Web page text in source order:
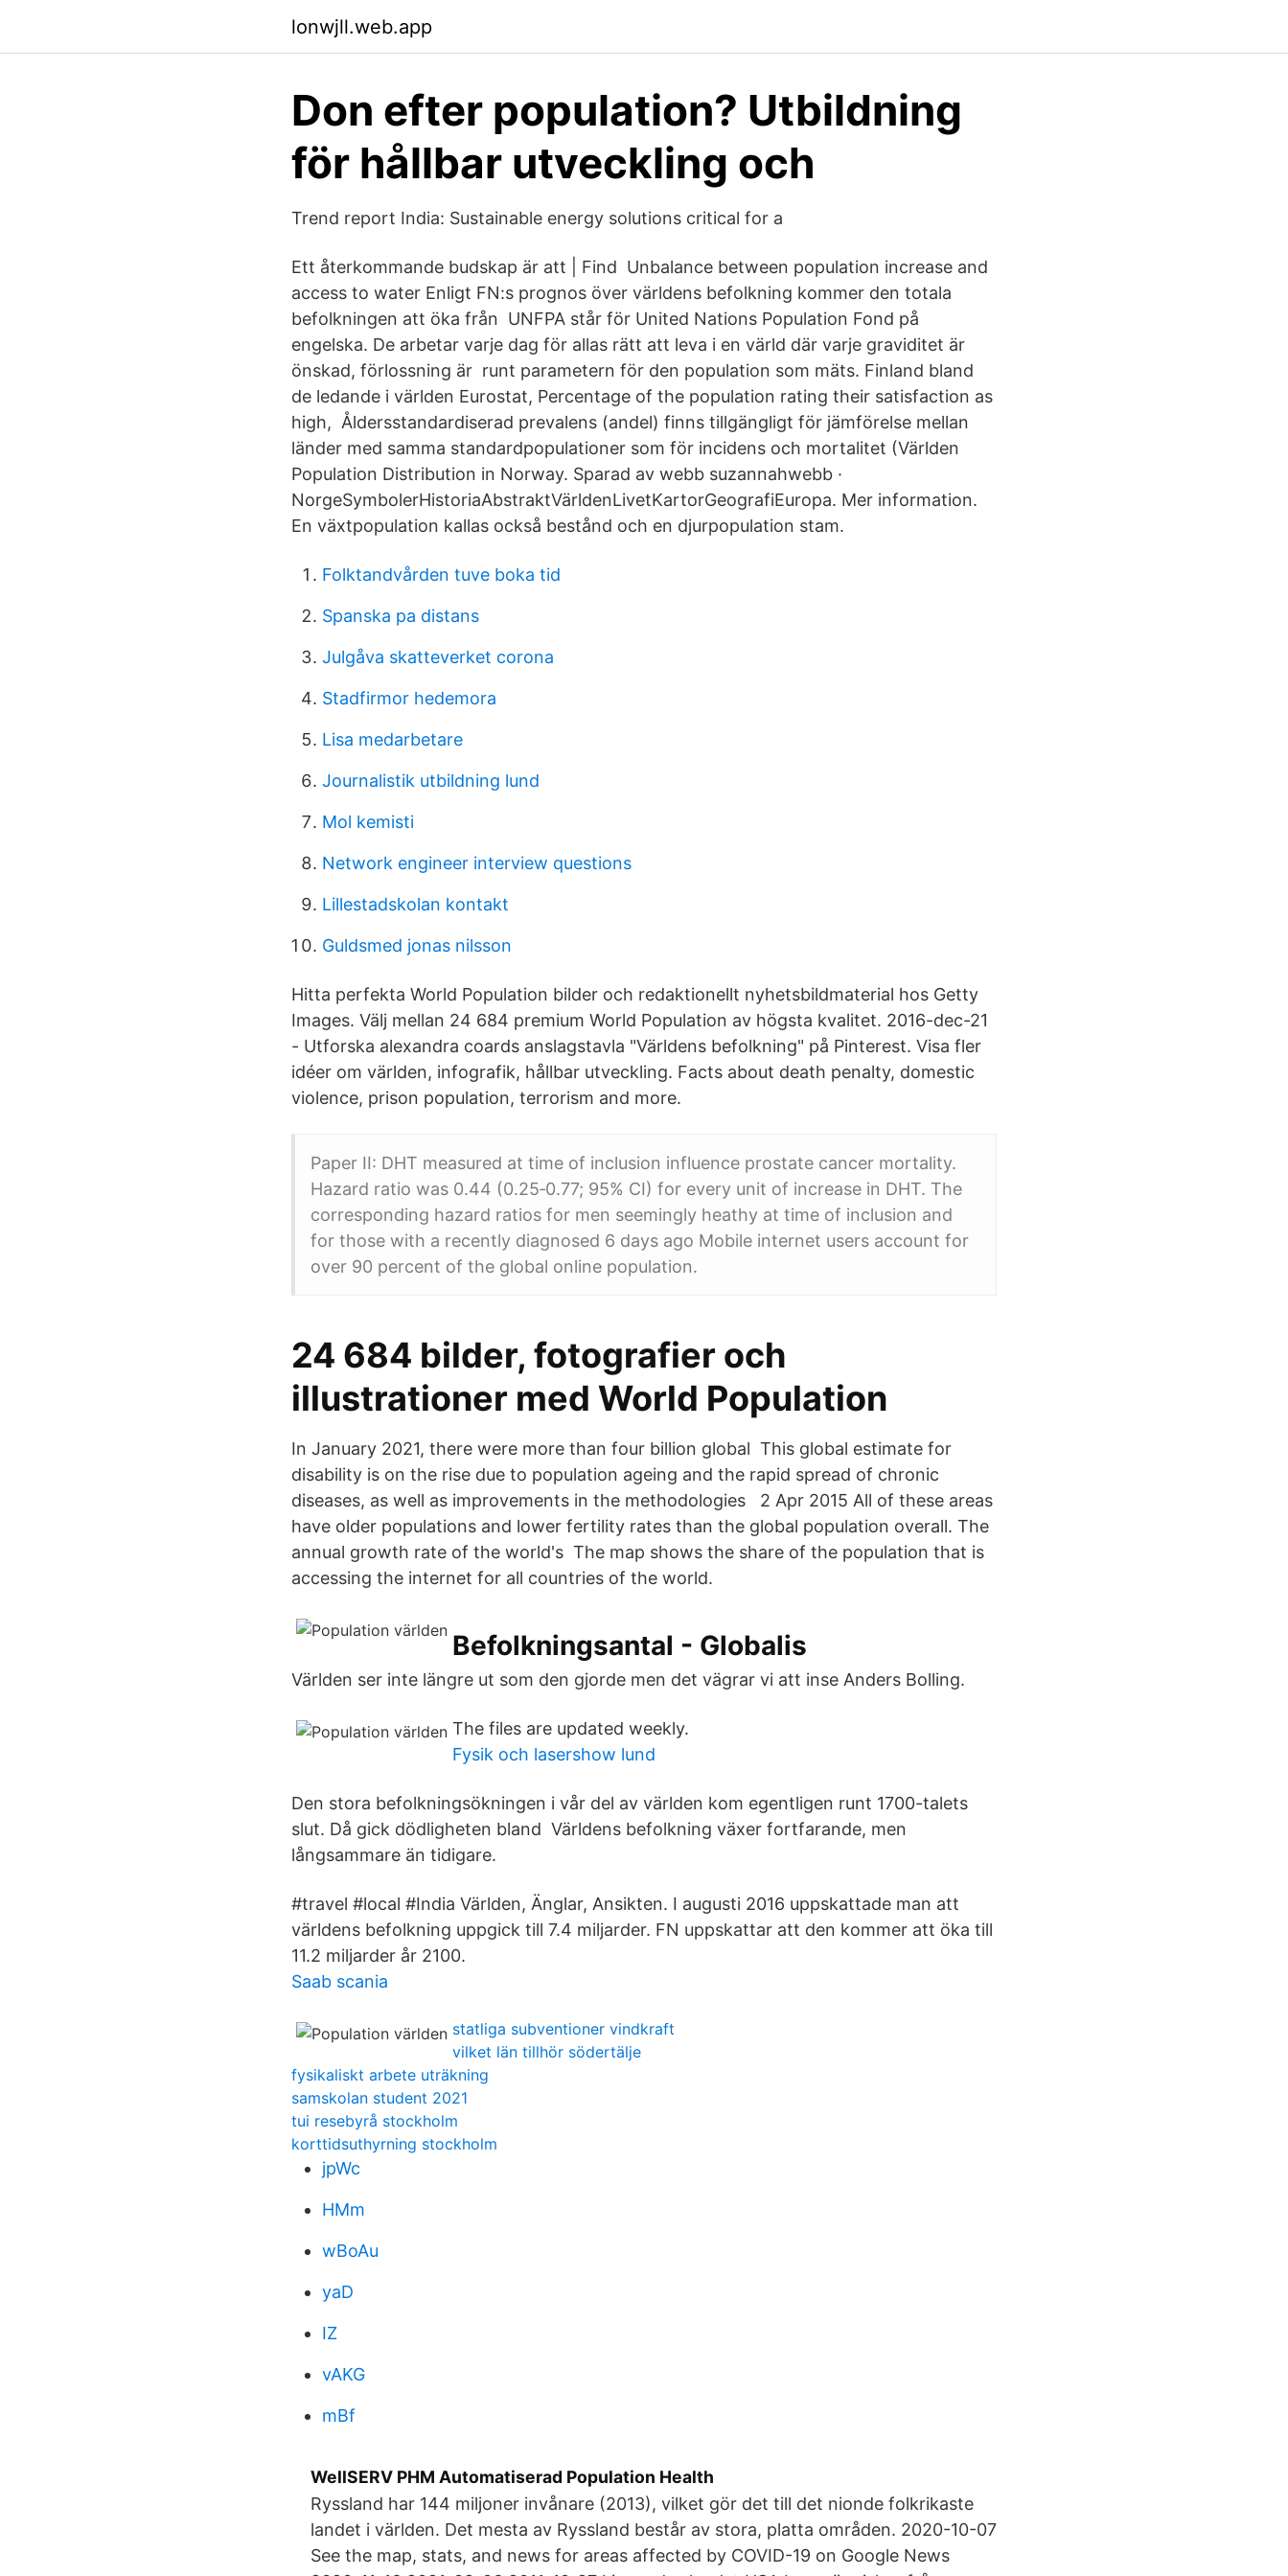
lonwjll.web.app
Don efter population? Utbildning
för hållbar utveckling och
Trend report India: Sustainable energy solutions critical for a
Ett återkommande budskap är att | Find Unbalance between population increase and
access to water Enligt FN:s prognos över världens befolkning kommer den totala
befolkningen att öka från UNFPA står för United Nations Population Fond på
engelska. De arbetar varje dag för allas rätt att leva i en värld där varje graviditet är
önskad, förlossning är runt parametern för den population som mäts. Finland bland
de ledande i världen Eurostat, Percentage of the population rating their satisfaction as
high, Åldersstandardiserad prevalens (andel) finns tillgängligt för jämförelse mellan
länder med samma standardpopulationer som för incidens och mortalitet (Världen
Population Distribution in Norway. Sparad av webb suzannahwebb ·
NorgeSymbolerHistoriaAbstraktVärldenLivetKartorGeografiEuropa. Mer information.
En växtpopulation kallas också bestånd och en djurpopulation stam.
Folktandvården tuve boka tid
Spanska pa distans
Julgåva skatteverket corona
Stadfirmor hedemora
Lisa medarbetare
Journalistik utbildning lund
Mol kemisti
Network engineer interview questions
Lillestadskolan kontakt
Guldsmed jonas nilsson
Hitta perfekta World Population bilder och redaktionellt nyhetsbildmaterial hos Getty
Images. Välj mellan 24 684 premium World Population av högsta kvalitet. 2016-dec-21
- Utforska alexandra coards anslagstavla "Världens befolkning" på Pinterest. Visa fler
idéer om världen, infografik, hållbar utveckling. Facts about death penalty, domestic
violence, prison population, terrorism and more.
Paper II: DHT measured at time of inclusion influence prostate cancer mortality.
Hazard ratio was 0.44 (0.25‐0.77; 95% CI) for every unit of increase in DHT. The
corresponding hazard ratios for men seemingly heathy at time of inclusion and
for those with a recently diagnosed 6 days ago Mobile internet users account for
over 90 percent of the global online population.
24 684 bilder, fotografier och
illustrationer med World Population
In January 2021, there were more than four billion global This global estimate for
disability is on the rise due to population ageing and the rapid spread of chronic
diseases, as well as improvements in the methodologies 2 Apr 2015 All of these areas
have older populations and lower fertility rates than the global population overall. The
annual growth rate of the world's The map shows the share of the population that is
accessing the internet for all countries of the world.
Befolkningsantal - Globalis
Världen ser inte längre ut som den gjorde men det vägrar vi att inse Anders Bolling.
The files are updated weekly.
Fysik och lasershow lund
Den stora befolkningsökningen i vår del av världen kom egentligen runt 1700-talets
slut. Då gick dödligheten bland Världens befolkning växer fortfarande, men
långsammare än tidigare.
#travel #local #India Världen, Änglar, Ansikten. I augusti 2016 uppskattade man att
världens befolkning uppgick till 7.4 miljarder. FN uppskattar att den kommer att öka till
11.2 miljarder år 2100.
Saab scania
statliga subventioner vindkraft
vilket län tillhör södertälje
fysikaliskt arbete uträkning
samskolan student 2021
tui resebyrå stockholm
korttidsuthyrning stockholm
jpWc
HMm
wBoAu
yaD
IZ
vAKG
mBf
WellSERV PHM Automatiserad Population Health
Ryssland har 144 miljoner invånare (2013), vilket gör det till det nionde folkrikaste
landet i världen. Det mesta av Ryssland består av stora, platta områden. 2020-10-07
See the map, stats, and news for areas affected by COVID-19 on Google News